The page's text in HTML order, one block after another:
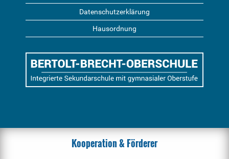
Datenschutzerklärung
Hausordnung
Kooperation & Förderer